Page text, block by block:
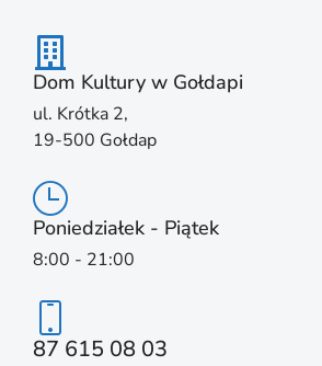
Dom Kultury w Gołdapi
ul. Krótka 2,
19-500 Gołdap
Poniedziałek - Piątek
8:00 - 21:00
87 615 08 03